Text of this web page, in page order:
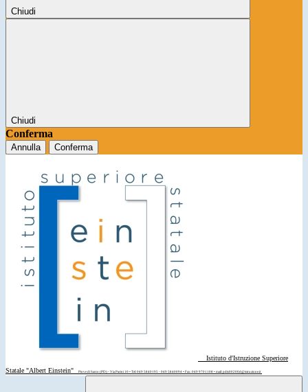
Chiudi
Chiudi
Conferma
Annulla Conferma
Istituto d'Istruzione Superiore
Statale "Albert Einstein"
Piove di Sacco (PD) - Via Parini 10 • Tel: 049 5840195 - 049 5840094 • Fax: 049 9701108 • mail: pdis00200d@istruzione.it